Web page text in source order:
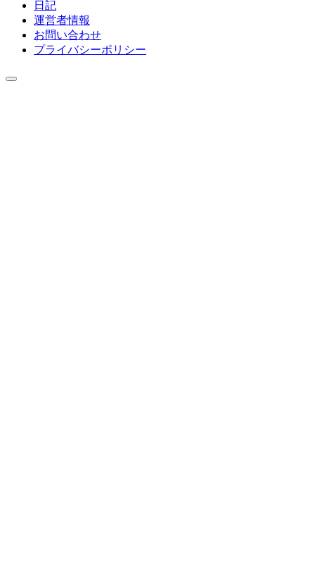
日記
運営者情報
お問い合わせ
プライバシーポリシー